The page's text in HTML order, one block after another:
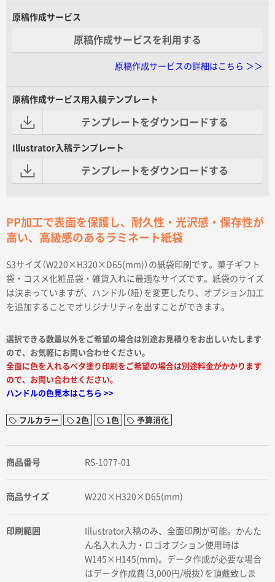
原稿作成サービス
原稿作成サービスを利用する
原稿作成サービスの詳細はこちら ＞＞
原稿作成サービス用入稿テンプレート
テンプレートをダウンロードする
Illustrator入稿テンプレート
テンプレートをダウンロードする
PP加工で表面を保護し、耐久性・光沢感・保存性が
高い、高級感のあるラミネート紙袋
S3サイズ（W220×H320×D65(mm)）の紙袋印刷です。菓子ギフト
袋・コスメ化粧品袋・雑貨入れに最適なサイズです。紙袋のサイズ
は決まっていますが、ハンドル（紐）を変更したり、オプション加工
を追加することでオリジナリティを出すことができます。
選択できる数量以外をご希望の場合は別途お見積りをお出しいたします
ので、お気軽にお問い合わせください。
全面に色を入れるベタ塗り印刷をご希望の場合は別途料金がかかります
ので、お問い合わせください。
ハンドルの色見本はこちら >>
フルカラー 2色 1色 予算消化
商品番号 RS-1077-01
商品サイズ W220×H320×D65(mm)
印刷範囲
Illustrator入稿のみ、全面印刷が可能。かんた
ん名入れ入力・ロゴオプション使用時は
W145×H145(mm)。データ作成が必要な場合
はデータ作成費（3,000円/税抜）を頂戴致しま